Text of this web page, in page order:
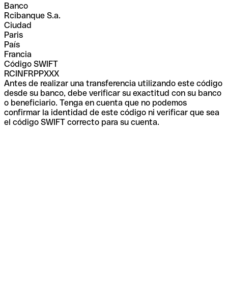
Banco
Rcibanque S.a.
Ciudad
Paris
País
Francia
Código SWIFT
RCINFRPPXXX
Antes de realizar una transferencia utilizando este código
desde su banco, debe verificar su exactitud con su banco
o beneficiario. Tenga en cuenta que no podemos
confirmar la identidad de este código ni verificar que sea
el código SWIFT correcto para su cuenta.